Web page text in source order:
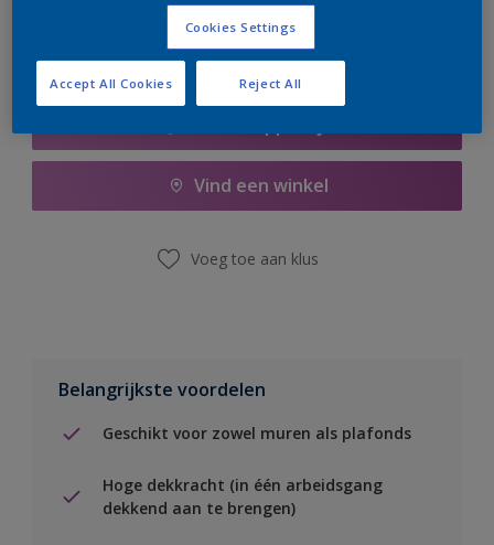
Vind een winkel
Voeg toe aan klus
Belangrijkste voordelen
Geschikt voor zowel muren als plafonds
Hoge dekkracht (in één arbeidsgang
dekkend aan te brengen)
Cookies Settings
Reject All
Accept All Cookies